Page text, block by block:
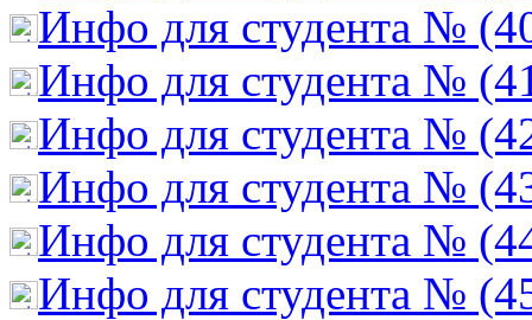
Инфо для студента №
Инфо для студента №
Инфо для студента №
Инфо для студента №
Инфо для студента №
Инфо для студента №